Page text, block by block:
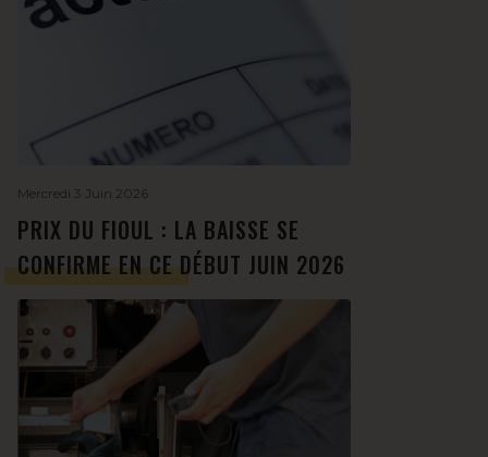
Mercredi 3 Juin 2026
PRIX DU FIOUL : LA BAISSE SE
CONFIRME EN CE DÉBUT JUIN 2026